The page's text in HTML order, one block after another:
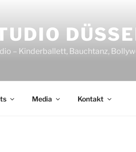
– Kinderballett, Bauchtanz,
Media Kontakt